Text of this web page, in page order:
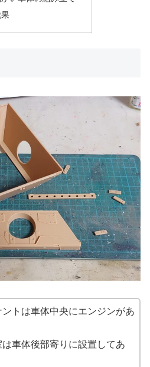
トは車体中央にエンジンがあ
車体後部寄りに設置してあ